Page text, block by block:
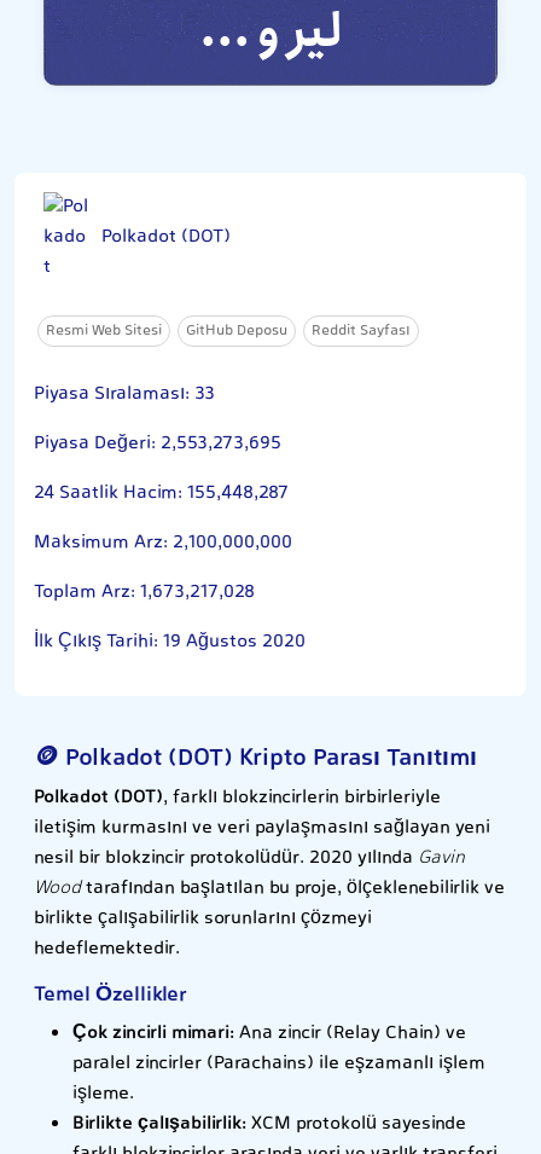
Polkadot (DOT)
Resmi Web Sitesi GitHub Deposu Reddit Sayfası
Piyasa Sıralaması: 33
Piyasa Değeri: 2,553,273,695
24 Saatlik Hacim: 155,448,287
Maksimum Arz: 2,100,000,000
Toplam Arz: 1,673,217,028
İlk Çıkış Tarihi: 19 Ağustos 2020
🪙 Polkadot (DOT) Kripto Parası Tanıtımı
Polkadot (DOT), farklı blokzincirlerin birbirleriyle
iletişim kurmasını ve veri paylaşmasını sağlayan yeni
nesil bir blokzincir protokolüdür. 2020 yılında Gavin
Woodtarafından başlatılan bu proje, ölçeklenebilirlik ve
birlikte çalışabilirlik sorunlarını çözmeyi
hedeflemektedir.
Temel Özellikler
Çok zincirli mimari:Ana zincir (Relay Chain) ve
paralel zincirler (Parachains) ile eşzamanlı işlem
işleme.
Birlikte çalışabilirlik:XCM protokolü sayesinde